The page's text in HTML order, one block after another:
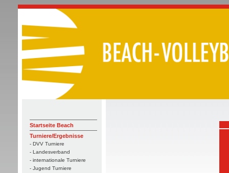
Startseite Beach
Turniere/Ergebnisse
- DVV Turniere
- Landesverband
- internationale Turniere
- Jugend Turniere